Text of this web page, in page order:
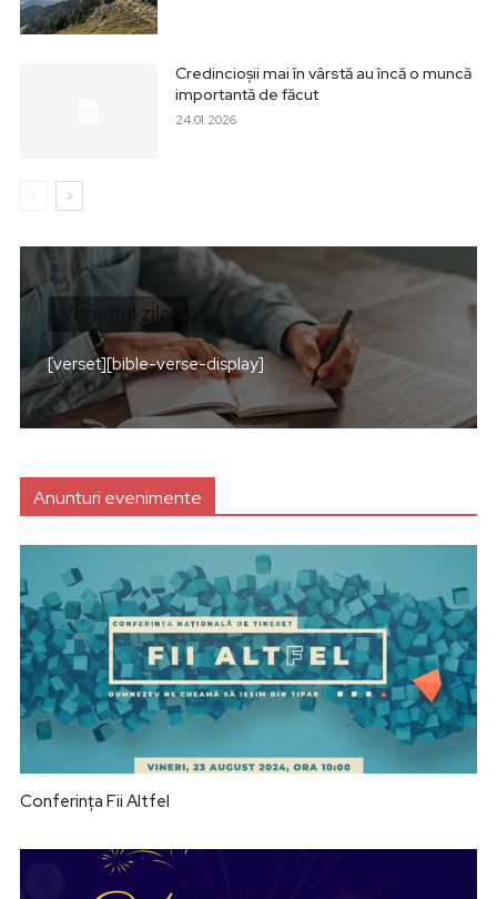
Credincioșii mai în vârstă au încă o muncă
importantă de făcut
24.01.2026
Versetul zilei
[verset][bible-verse-display]
Anunturi evenimente
Conferința Fii Altfel